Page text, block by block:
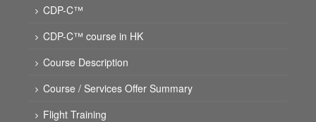
CDP-C™
CDP-C™ course in HK
Course Description
Course / Services Offer Summary
Flight Training